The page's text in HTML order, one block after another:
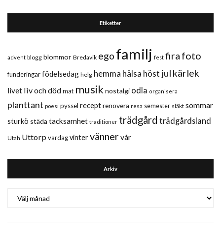
Etiketter
advent blogg blommor Bredavik ego familj fest fira foto
funderingarfödelsedag helg hemma hälsa höst jul kärlek
livet liv och dödmat musik nostalgi odla organisera
planttant poesi pyssel receptrenovera resa semester släkt sommar
sturkö städa tacksamhet traditioner trädgård trädgårdsland
Utah Uttorp vardagvintervänner vår
Arkiv